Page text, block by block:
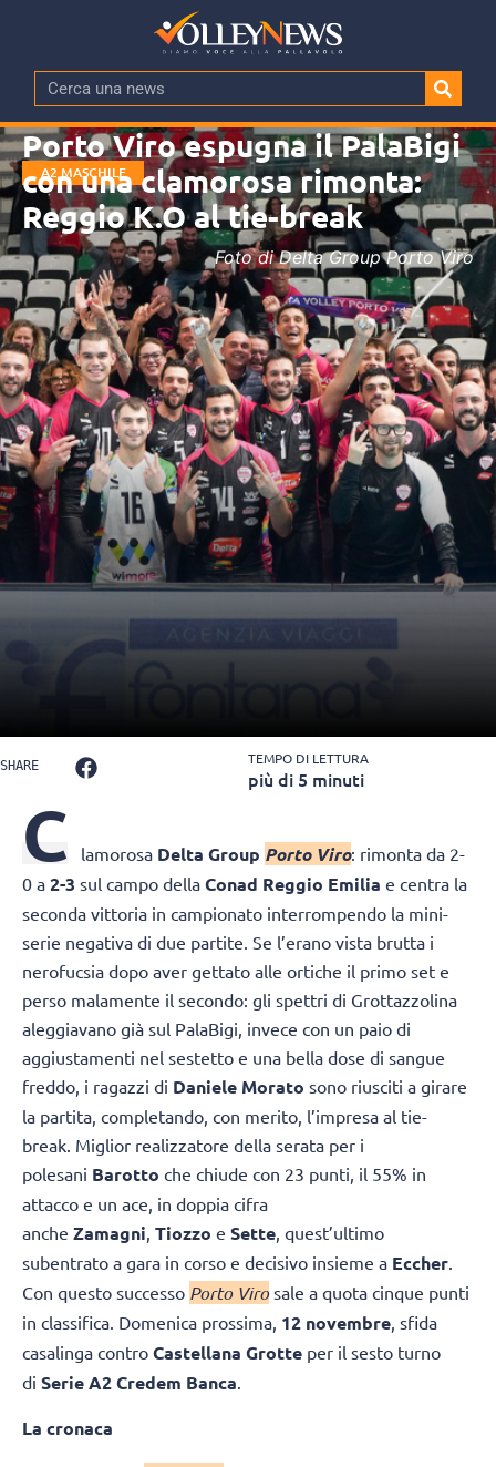
A2 MASCHILE
Porto Viro espugna il PalaBigi
con una clamorosa rimonta:
Reggio K.O al tie-break
Foto di Delta Group Porto Viro
SHARE TEMPO DI LETTURA
più di 5 minuti
C lamorosa Delta Group Porto Viro: rimonta da 2-
0 a 2-3 sul campo della Conad Reggio Emilia e centra la
seconda vittoria in campionato interrompendo la mini-
serie negativa di due partite. Se l’erano vista brutta i
nerofucsia dopo aver gettato alle ortiche il primo set e
perso malamente il secondo: gli spettri di Grottazzolina
aleggiavano già sul PalaBigi, invece con un paio di
aggiustamenti nel sestetto e una bella dose di sangue
freddo, i ragazzi di Daniele Morato sono riusciti a girare
la partita, completando, con merito, l’impresa al tie-
break. Miglior realizzatore della serata per i
polesani Barotto che chiude con 23 punti, il 55% in
attacco e un ace, in doppia cifra
anche Zamagni, Tiozzo e Sette, quest’ultimo
subentrato a gara in corso e decisivo insieme a Eccher.
Con questo successo Porto Virosale a quota cinque punti
in classifica. Domenica prossima, 12 novembre, sfida
casalinga contro Castellana Grotte per il sesto turno
di Serie A2 Credem Banca.
La cronaca